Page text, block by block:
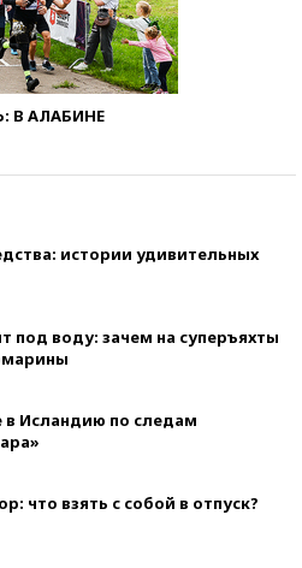
В АЛАБИНЕ
истории удивительных
под воду: зачем на суперъяхты
в Исландию по следам
что взять с собой в отпуск?